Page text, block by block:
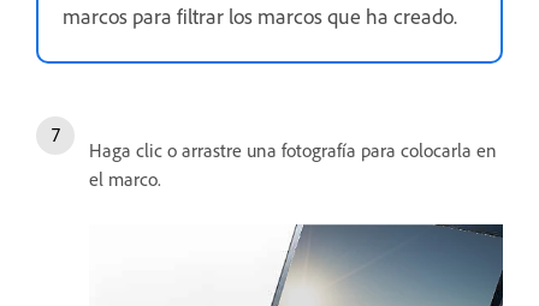
marcos para filtrar los marcos que ha creado.
Haga clic o arrastre una fotografía para colocarla en
el marco.